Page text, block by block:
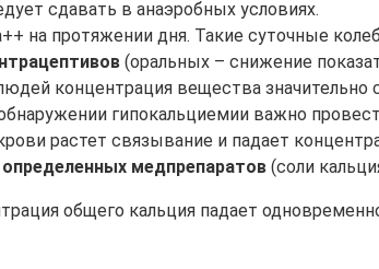
сдавать в анаэробных условиях.
на протяжении дня. Такие суточные
(оральных – снижение
концентрация вещества значительно
гипокальциемии важно
растет связывание и падает
медпрепаратов (соли
общего кальция падает